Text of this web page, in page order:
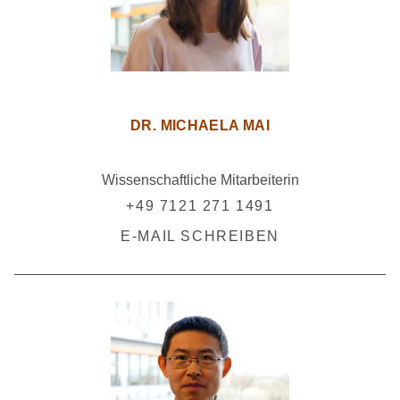
DR. MICHAELA MAI
Wissenschaftliche Mitarbeiterin
+49 7121 271 1491
E-MAIL SCHREIBEN